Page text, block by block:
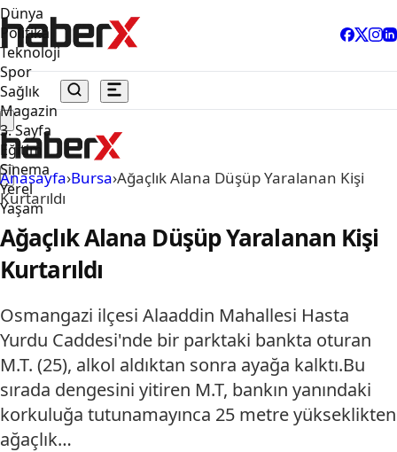
Dünya
Politika
Teknoloji
Spor
Sağlık
Magazin
3. Sayfa
Eğitim
Sinema
Yerel
Yaşam
Anasayfa›Bursa›Ağaçlık Alana Düşüp Yaralanan Kişi
Kurtarıldı
Ağaçlık Alana Düşüp Yaralanan Kişi
Kurtarıldı
Osmangazi ilçesi Alaaddin Mahallesi Hasta
Yurdu Caddesi'nde bir parktaki bankta oturan
M.T. (25), alkol aldıktan sonra ayağa kalktı.Bu
sırada dengesini yitiren M.T, bankın yanındaki
korkuluğa tutunamayınca 25 metre yükseklikten
ağaçlık…